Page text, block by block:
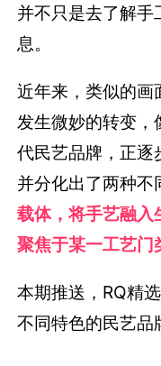
并不只是去了解
息。
近年来，类似的画
发生微妙的转变，
代民艺品牌，正逐
并分化出了两种不
载体，将手艺融入
聚焦于某一工艺门
本期推送，RQ精
不同特色的民艺品